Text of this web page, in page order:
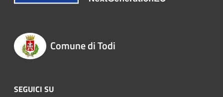
Comune di Todi
SEGUICI SU